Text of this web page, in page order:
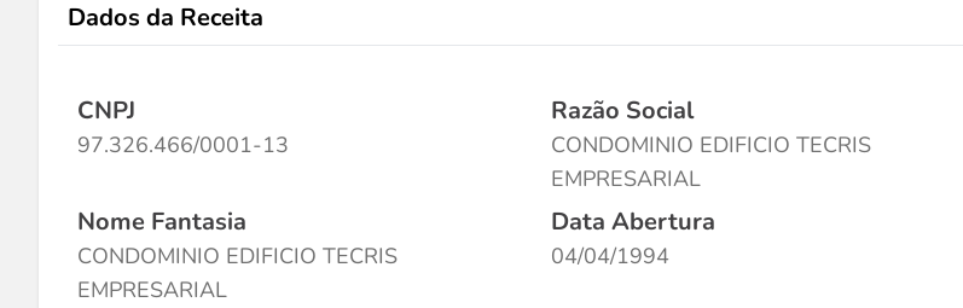
Dados da Receita
CNPJ
97.326.466/0001-13
Razão Social
CONDOMINIO EDIFICIO TECRIS
EMPRESARIAL
Nome Fantasia
CONDOMINIO EDIFICIO TECRIS
EMPRESARIAL
Data Abertura
04/04/1994